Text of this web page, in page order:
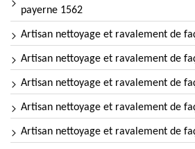
payerne 1562
Artisan nettoyage et ravalement de
Artisan nettoyage et ravalement de
Artisan nettoyage et ravalement de
Artisan nettoyage et ravalement de
Artisan nettoyage et ravalement de